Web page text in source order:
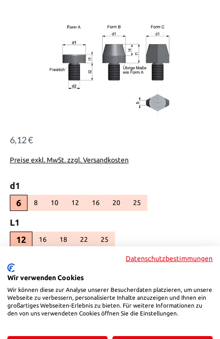
Regulärer Preis:
6,12 €
Preise exkl. MwSt. zzgl. Versandkosten
d1
6
8(Diese Option ist zurzeit nicht verfügbar.)
10(Diese Option ist zurzeit nicht verfügbar.)
12(Diese Option ist zurzeit nicht verfügbar.)
16(Diese Option ist zurzeit nicht verfügbar.)
20(Diese Option ist zurzeit nicht
25(Diese Option ist zurzeit nicht
L1
12
16(Diese Option ist zurzeit nicht verfügbar.)
18(Diese Option ist zurzeit nicht verfügbar.)
22(Diese Option ist zurzeit nicht verfügbar.)
25(Diese Option ist zurzeit nicht verfügbar.)
Produkt Anzahl: Gib den gewünschten Wert ein oder benutze die
In den Warenkorb
Produktnummer: 8920612
Datenschutzbestimmungen
Wir verwenden Cookies
Wir können diese zur Analyse unserer Besucherdaten platzieren, um unsere
Webseite zu verbessern, personalisierte Inhalte anzuzeigen und Ihnen ein
großartiges Webseiten-Erlebnis zu bieten. Für weitere Informationen zu
den von uns verwendeten Cookies öffnen Sie die Einstellungen.